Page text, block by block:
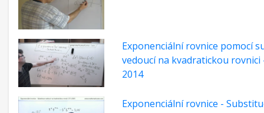
Exponenciální rovnice pomocí
vedoucí na kvadratickou rovnici
2014
Exponenciální rovnice -